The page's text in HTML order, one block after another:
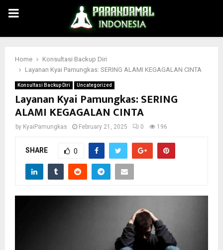
PRIMARY
MENU
Home
Konsultasi Backup Diri
Layanan Kyai Pamungkas: SERING ALAMI KEGAGALAN CINTA
Konsultasi Backup Diri Uncategorized
Layanan Kyai Pamungkas: SERING
ALAMI KEGAGALAN CINTA
by KyaiPamungkas February 21, 2025 0 196
SHARE 0